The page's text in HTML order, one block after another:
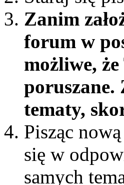
Zanim
forum w
możliwe,
poruszane.
tematy,
Pisząc
się w
samych